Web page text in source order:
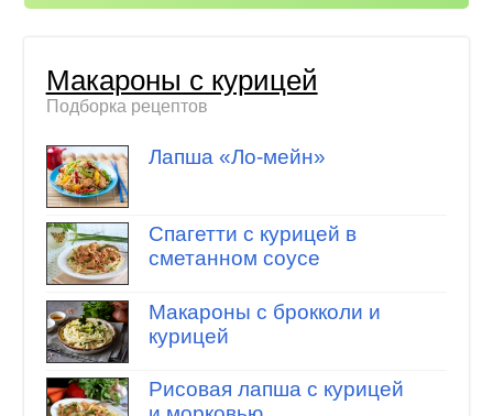
Макароны с курицей
Подборка рецептов
Лапша «Ло-мейн»
Спагетти с курицей в
сметанном соусе
Макароны с брокколи и
курицей
Рисовая лапша с курицей